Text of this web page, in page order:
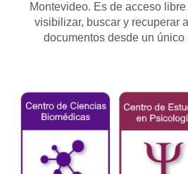
Montevideo. Es de acceso
visibilizar, buscar y recuperar
documentos desde un único